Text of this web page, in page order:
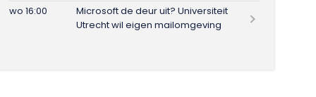
wo 16:00
Microsoft de deur uit? Universiteit
Utrecht wil eigen mailomgeving